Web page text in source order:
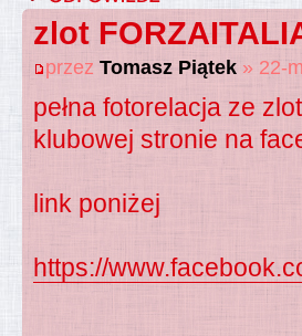
zlot
przez Tomasz Piątek » 22-
pełna fotorelacja ze
klubowej stronie na
link poniżej
https://